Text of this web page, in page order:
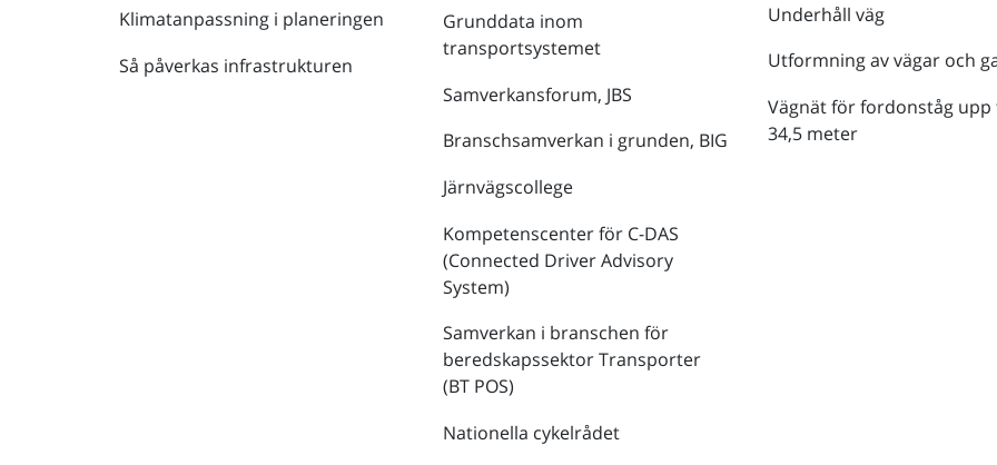
Klimatanpassning i planeringen
Så påverkas infrastrukturen
Grunddata inom
transportsystemet
Samverkansforum, JBS
Branschsamverkan i grunden, BIG
Järnvägscollege
Kompetenscenter för C-DAS
(Connected Driver Advisory
System)
Samverkan i branschen för
beredskapssektor Transporter
(BT POS)
Nationella cykelrådet
Underhåll väg
Utformning av vägar och
Vägnät för fordonståg upp
34,5 meter